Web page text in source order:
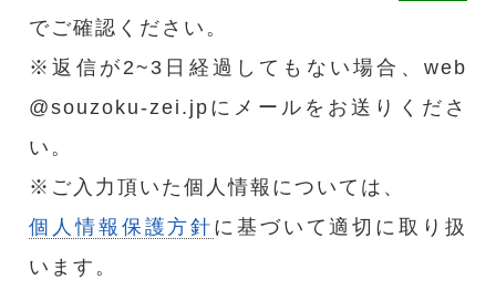
でご確認ください。
※返信が2~3日経過してもない場合、web
@souzoku-zei.jpにメールをお送りくださ
い。
※ご入力頂いた個人情報については、
個人情報保護方針に基づいて適切に取り扱
います。